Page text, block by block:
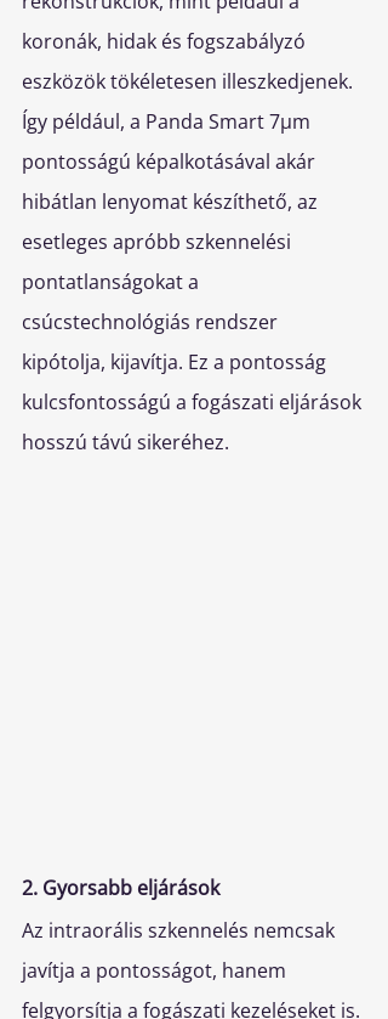
koronák, hidak és fogszabályzó
eszközök tökéletesen illeszkedjenek.
Így például, a Panda Smart 7µm
pontosságú képalkotásával akár
hibátlan lenyomat készíthető, az
esetleges apróbb szkennelési
pontatlanságokat a
csúcstechnológiás rendszer
kipótolja, kijavítja. Ez a pontosság
kulcsfontosságú a fogászati eljárások
hosszú távú sikeréhez.
2. Gyorsabb eljárások
Az intraorális szkennelés nemcsak
javítja a pontosságot, hanem
felgyorsítja a fogászati kezeléseket is.